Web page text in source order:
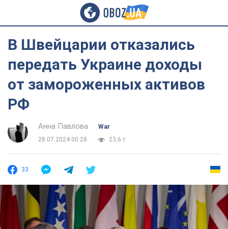
В Швейцарии отказались
передать Украине доходы
от замороженных активов
РФ
Анна Павлова
War
28.07.2024 00:28
23,6 т.
33